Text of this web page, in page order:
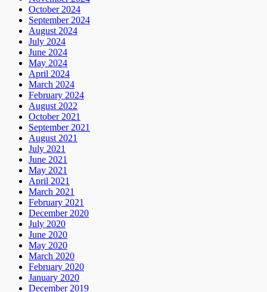
October 2024
September 2024
August 2024
July 2024
June 2024
May 2024
April 2024
March 2024
February 2024
August 2022
October 2021
September 2021
August 2021
July 2021
June 2021
May 2021
April 2021
March 2021
February 2021
December 2020
July 2020
June 2020
May 2020
March 2020
February 2020
January 2020
December 2019